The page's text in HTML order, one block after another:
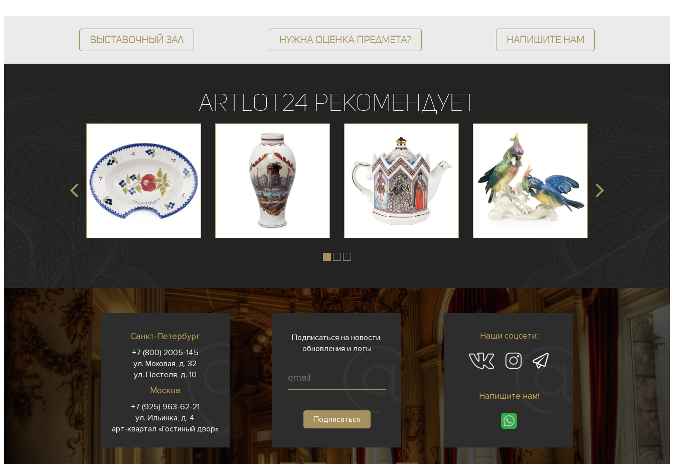
Выставочный зал Нужна оценка предмета? Напишите нам
ArtLot24 рекомендует
Санкт-Петербург
+7 (800) 2005-145
ул. Моховая, д. 32
ул. Пестеля, д. 10
Москва
+7 (925) 963-62-21
ул. Ильинка, д. 4
арт-квартал «Гостиный двор»
Подписаться на новости,
обновления и лоты
Наши соцсети:
Напишите нам!